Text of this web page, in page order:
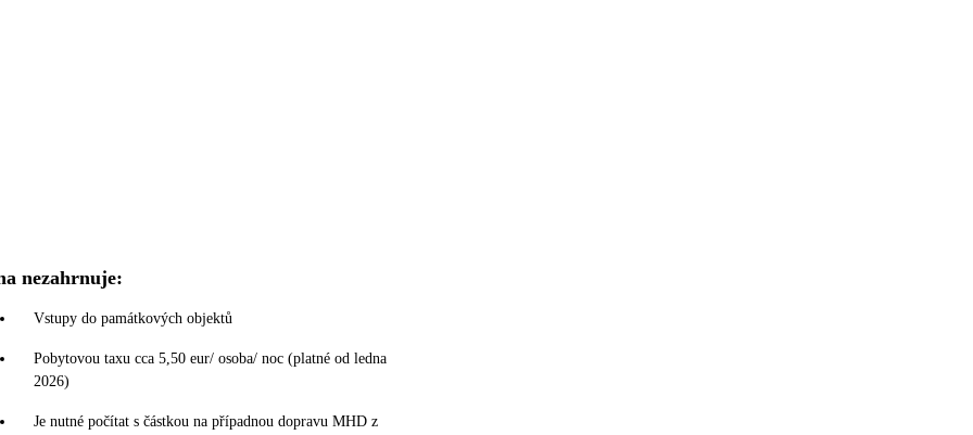
nezahrnuje:
Vstupy do památkových objektů
Pobytovou taxu cca 5,50 eur/ osoba/ noc (platné od ledna
2026)
Je nutné počítat s částkou na případnou dopravu MHD z